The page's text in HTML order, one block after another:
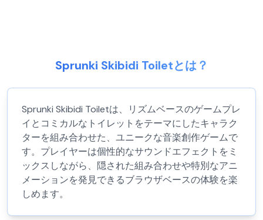
Sprunki Skibidi Toiletとは？
Sprunki Skibidi Toiletは、リズムベースのゲームプレ
イとコミカルなトイレットをテーマにしたキャラク
ターを組み合わせた、ユニークな音楽創作ゲームで
す。プレイヤーは個性的なサウンドエフェクトをミ
ックスしながら、隠された組み合わせや特別なアニ
メーションを発見できるブラウザベースの体験を楽
しめます。